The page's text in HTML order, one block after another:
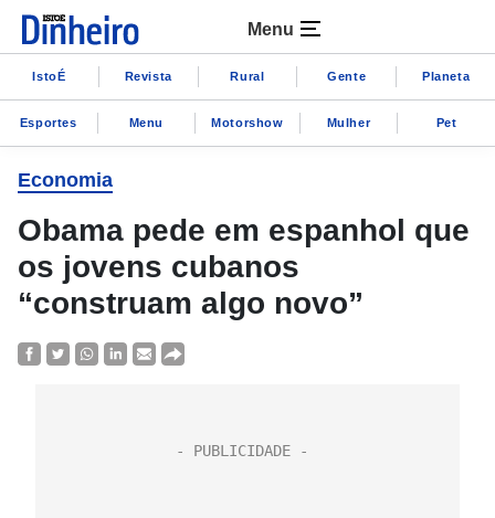
Menu
IstoÉ Revista Rural Gente Planeta
Esportes Menu Motorshow Mulher Pet
Economia
Obama pede em espanhol que
os jovens cubanos
“construam algo novo”